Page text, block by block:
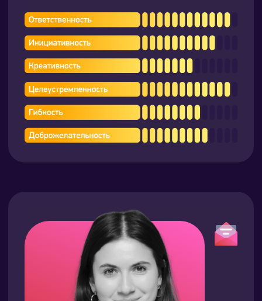
программы, организует процесс
оценку персонала.